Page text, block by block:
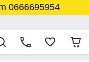
0666695954